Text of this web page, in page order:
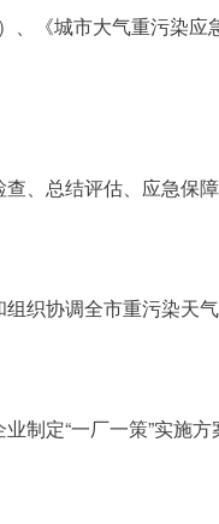
《城市大气重污染
、总结评估、应急保障
织协调全市重污染天气
定“一厂一策”实施方